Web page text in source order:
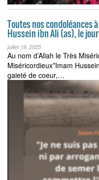
Toutes nos condoléances
Hussein ibn Ali (as), le
juillet 19, 2025
Au nom d’Allah le Très
Miséricordieux*Imam
gaieté de coeur,…